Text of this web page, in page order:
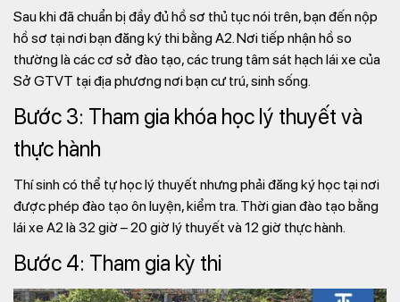
Sau khi đã chuẩn bị đầy đủ hồ sơ thủ tục nói trên, bạn đến nộp
hồ sơ tại nơi bạn đăng ký thi bằng A2. Nơi tiếp nhận hồ so
thường là các cơ sở đào tạo, các trung tâm sát hạch lái xe của
Sở GTVT tại địa phương nơi bạn cư trú, sinh sống.
Bước 3: Tham gia khóa học lý thuyết và
thực hành
Thí sinh có thể tự học lý thuyết nhưng phải đăng ký học tại nơi
được phép đào tạo ôn luyện, kiểm tra. Thời gian đào tạo bằng
lái xe A2 là 32 giờ – 20 giờ lý thuyết và 12 giờ thực hành.
Bước 4: Tham gia kỳ thi